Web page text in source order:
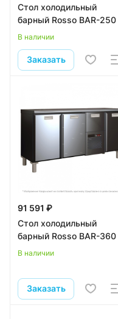
Стол холодильный
барный Rosso BAR-250
В наличии
Заказать
91 591 ₽
Стол холодильный
барный Rosso BAR-360
В наличии
Заказать